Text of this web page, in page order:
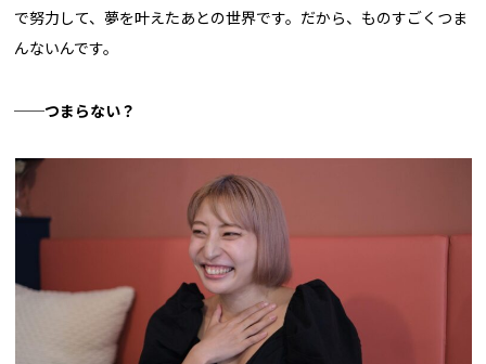
で努力して、夢を叶えたあとの世界です。だから、ものすごくつま
んないんです。
──つまらない？